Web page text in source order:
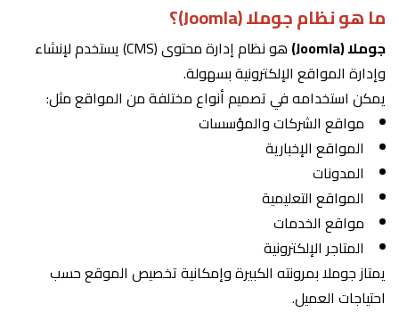
ما هو نظام جوملا (Joomla)؟
جوملا (Joomla)
هو نظام إدارة محتوى (CMS) يستخدم لإنشاء
وإدارة المواقع الإلكترونية بسهولة.
يمكن استخدامه في تصميم أنواع مختلفة من المواقع مثل:
مواقع الشركات والمؤسسات
المواقع الإخبارية
المدونات
المواقع التعليمية
مواقع الخدمات
المتاجر الإلكترونية
يمتاز جوملا بمرونته الكبيرة وإمكانية تخصيص الموقع حسب
احتياجات العميل.